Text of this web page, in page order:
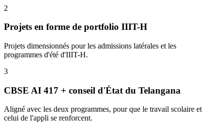
2
Projets en forme de portfolio IIIT-H
Projets dimensionnés pour les admissions latérales et les
programmes d'été d'IIIT-H.
3
CBSE AI 417 + conseil d'État du Telangana
Aligné avec les deux programmes, pour que le travail scolaire et
celui de l'appli se renforcent.